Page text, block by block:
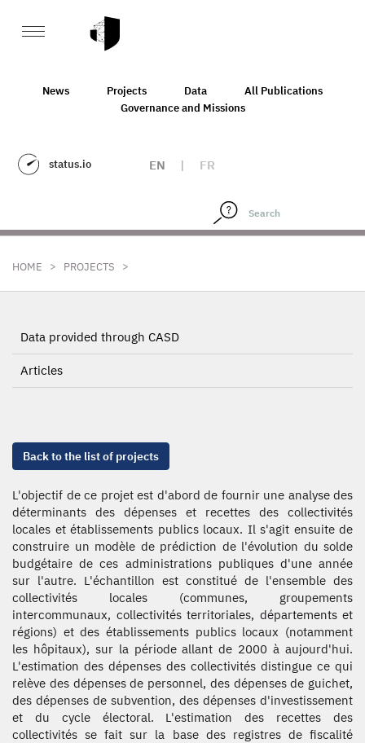
News Projects Data
All Publications
Governance and Missions
status.io EN | FR
HOME > PROJECTS >
Data provided through CASD
Articles
Back to the list of projects
L'objectif de ce projet est d'abord de fournir une analyse des
déterminants des dépenses et recettes des collectivités
locales et établissements publics locaux. Il s'agit ensuite de
construire un modèle de prédiction de l'évolution du solde
budgétaire de ces administrations publiques d'une année
sur l'autre. L'échantillon est constitué de l'ensemble des
collectivités locales (communes, groupements
intercommunaux, collectivités territoriales, départements et
régions) et des établissements publics locaux (notamment
les hôpitaux), sur la période allant de 2000 à aujourd'hui.
L'estimation des dépenses des collectivités distingue ce qui
relève des dépenses de personnel, des dépenses de guichet,
des dépenses de subvention, des dépenses d'investissement
et du cycle électoral. L'estimation des recettes des
collectivités se fait sur la base des registres de fiscalité